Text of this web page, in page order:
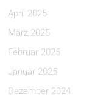
April 2025
März 2025
Februar 2025
Januar 2025
Dezember 2024